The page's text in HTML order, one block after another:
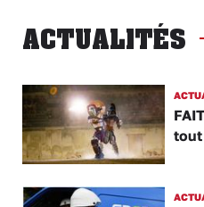
ACTUALITÉS
tout